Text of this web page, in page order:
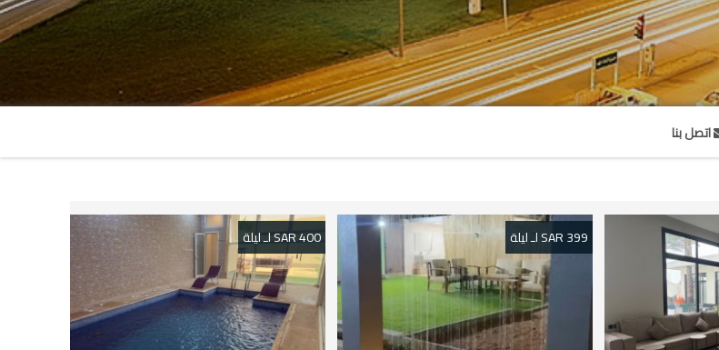
اتصل بنا
400 SAR لـ ليلة 399 SAR لـ ليلة